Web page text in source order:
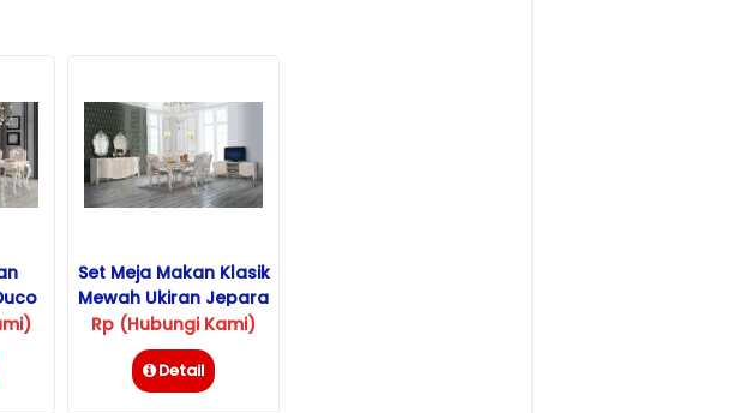
Set Meja Makan Klasik
Mewah Ukiran Jepara
Rp (Hubungi Kami)
Detail